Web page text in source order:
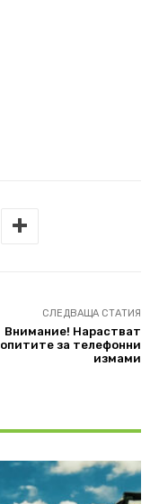
СЛЕДВАЩА СТАТИЯ
Внимание! Нарастват
опитите за телефонни
измами